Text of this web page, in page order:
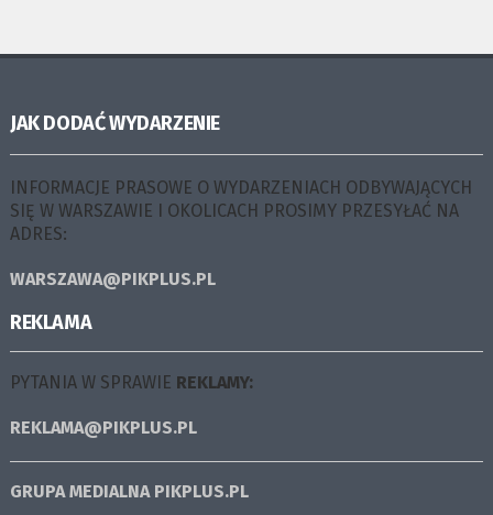
JAK DODAĆ WYDARZENIE
INFORMACJE PRASOWE O WYDARZENIACH ODBYWAJĄCYCH
SIĘ W WARSZAWIE I OKOLICACH PROSIMY PRZESYŁAĆ NA
ADRES:
WARSZAWA@PIKPLUS.PL
REKLAMA
PYTANIA W SPRAWIE REKLAMY:
REKLAMA@PIKPLUS.PL
GRUPA MEDIALNA PIKPLUS.PL